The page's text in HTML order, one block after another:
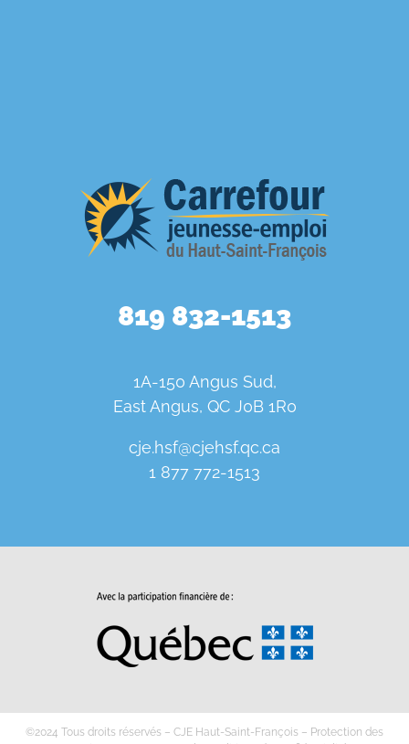
819 832-1513
1A-150 Angus Sud,
East Angus, QC J0B 1R0
cje.hsf@cjehsf.qc.ca
1 877 772-1513
©2024 Tous droits réservés – CJE Haut-Saint-François – Protection des